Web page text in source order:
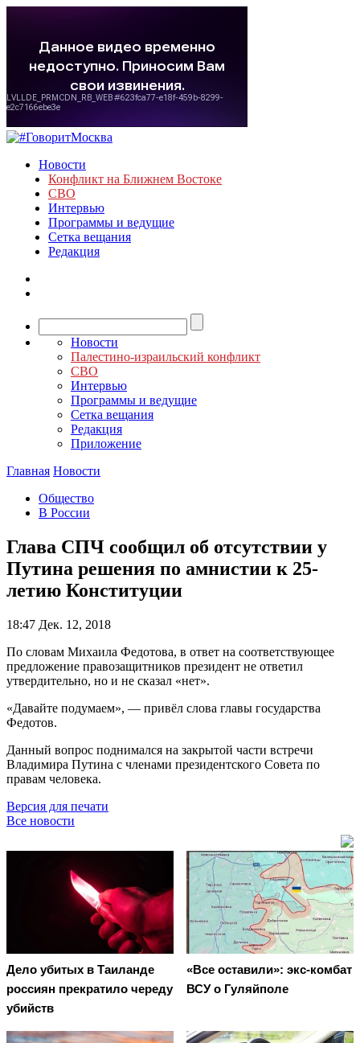
Новости
Конфликт на Ближнем Востоке
СВО
Интервью
Программы и ведущие
Сетка вещания
Редакция
Новости
Палестино-израильский конфликт
СВО
Интервью
Программы и ведущие
Сетка вещания
Редакция
Приложение
Главная Новости
Общество
В России
Глава СПЧ сообщил об отсутствии у
Путина решения по амнистии к 25-
летию Конституции
18:47 Дек. 12, 2018
По словам Михаила Федотова, в ответ на соответствующее
предложение правозащитников президент не ответил
утвердительно, но и не сказал «нет».
«Давайте подумаем», — привёл слова главы государства
Федотов.
Данный вопрос поднимался на закрытой части встречи
Владимира Путина с членами президентского Совета по
правам человека.
Версия для печати
Все новости
Дело убитых в Таиланде
россиян прекратило череду
убийств
«Все оставили»: экс-комбат
ВСУ о Гуляйполе